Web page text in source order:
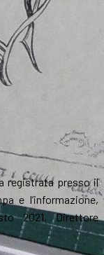
registrata presso il
e l’informazione,
2021. Direttore